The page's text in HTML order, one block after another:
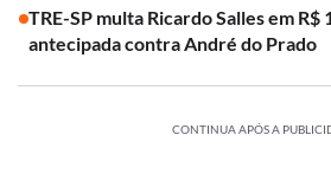
TRE-SP multa Ricardo Salles em
antecipada contra André do Prado
CONTINUA APÓS A